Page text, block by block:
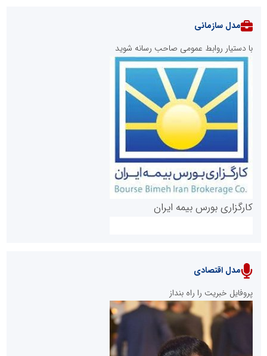
روابط عمومی خبرگزاری گزارش خبر
پایگاه خبری نهضت ملی مسکن
مدل سازمانی
با دستیار روابط عمومی صاحب رسانه شوید
کارگزاری بورس بیمه ایران
مدل اقتصادی
پروفایل خبریت را راه بنداز